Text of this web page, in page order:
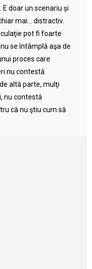
doar un scenariu și
mai… distractiv.
pot fi foarte
se întâmplă aşa de
proces care
nu contestă
altă parte, mulţi
nu contestă
că nu ştiu cum să